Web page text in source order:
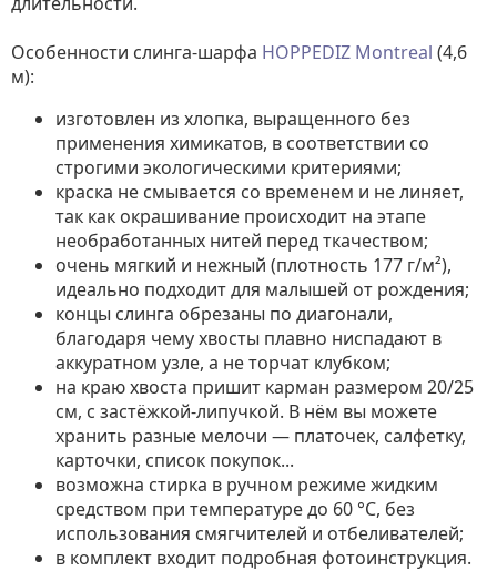
Особенности слинга-шарфа HOPPEDIZ Montreal (4,6
м):
изготовлен из хлопка, выращенного без
применения химикатов, в соответствии со
строгими экологическими критериями;
краска не смывается со временем и не линяет,
так как окрашивание происходит на этапе
необработанных нитей перед ткачеством;
очень мягкий и нежный (плотность 177 г/м²),
идеально подходит для малышей от рождения;
концы слинга обрезаны по диагонали,
благодаря чему хвосты плавно ниспадают в
аккуратном узле, а не торчат клубком;
на краю хвоста пришит карман размером 20/25
см, с застёжкой-липучкой. В нём вы можете
хранить разные мелочи — платочек, салфетку,
карточки, список покупок...
возможна стирка в ручном режиме жидким
средством при температуре до 60 °C, без
использования смягчителей и отбеливателей;
в комплект входит подробная фотоинструкция.